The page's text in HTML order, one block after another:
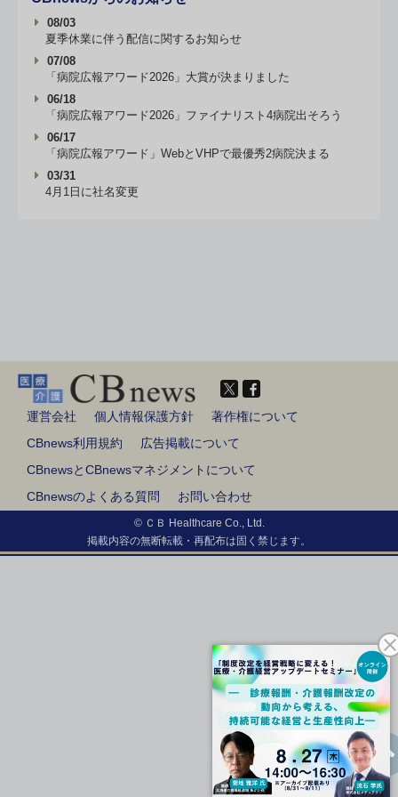
08/03
夏季休業に伴う配信に関するお知らせ
07/08
「病院広報アワード2026」大賞が決まりました
06/18
「病院広報アワード2026」ファイナリスト4病院出そろう
06/17
「病院広報アワード」WebとVHPで最優秀2病院決まる
03/31
4月1日に社名変更
運営会社 個人情報保護方針
著作権について
CBnews利用規約
広告掲載について
CBnewsとCBnewsマネジメントについて
CBnewsのよくある質問
お問い合わせ
© ＣＢ Healthcare Co., Ltd.
掲載内容の無断転載・再配布は固く禁じます。